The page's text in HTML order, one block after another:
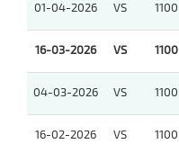
01-04-2026 VS 1100
16-03-2026 VS 1100
04-03-2026 VS 1100
16-02-2026 VS 1100